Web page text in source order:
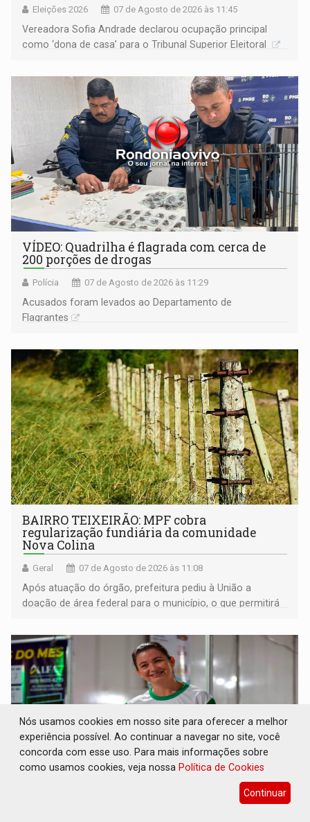
Eleições 2026 07 de Agosto de 2026 às 11:45
Vereadora Sofia Andrade declarou ocupação principal
como ‘dona de casa’ para o Tribunal Superior Eleitoral
VÍDEO: Quadrilha é flagrada com cerca de
200 porções de drogas
Polícia 07 de Agosto de 2026 às 11:29
Acusados foram levados ao Departamento de
Flagrantes
BAIRRO TEIXEIRÃO: MPF cobra
regularização fundiária da comunidade
Nova Colina
Geral 07 de Agosto de 2026 às 11:08
Após atuação do órgão, prefeitura pediu à União a
doação de área federal para o município, o que permitirá
SUCESSO NA ABERTURA: 2ª Feira Rondônia
Nós usamos cookies em nosso site para oferecer a melhor
experiência possível. Ao continuar a navegar no site, você
concorda com esse uso. Para mais informações sobre
como usamos cookies, veja nossa Política de Cookies
Continuar